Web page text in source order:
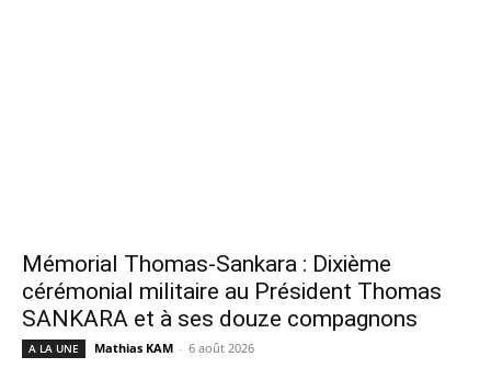
Mémorial Thomas-Sankara : Dixième
cérémonial militaire au Président Thomas
SANKARA et à ses douze compagnons
A LA UNE Mathias KAM - 6 août 2026